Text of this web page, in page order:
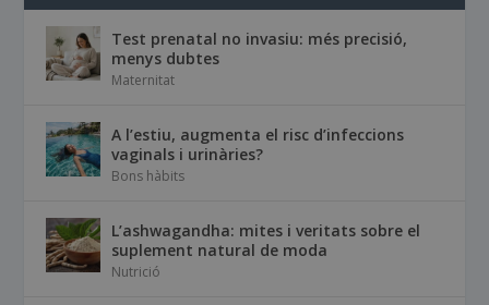
Test prenatal no invasiu: més precisió,
menys dubtes
Maternitat
A l’estiu, augmenta el risc d’infeccions
vaginals i urinàries?
Bons hàbits
L’ashwagandha: mites i veritats sobre el
suplement natural de moda
Nutrició